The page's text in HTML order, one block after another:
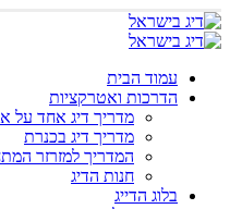
עמוד הבית
הדרכות ואטרקציות
מדריך דיג אחד על
מדריך דיג בכנרת
המדריך למזרזר
חנות הדיג
בלוג הדייג